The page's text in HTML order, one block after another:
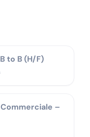
to B (H/F)
–